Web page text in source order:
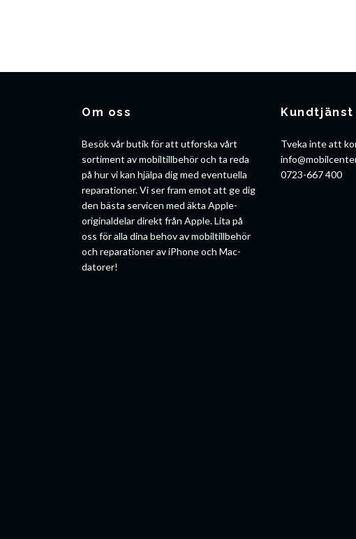
Om oss
Besök vår butik för att utforska vårt
sortiment av mobiltillbehör och ta reda
på hur vi kan hjälpa dig med eventuella
reparationer. Vi ser fram emot att ge dig
den bästa servicen med äkta Apple-
originaldelar direkt från Apple. Lita på
oss för alla dina behov av mobiltillbehör
och reparationer av iPhone och Mac-
datorer!
Kundtjänst
Tveka inte att
0723-667 400